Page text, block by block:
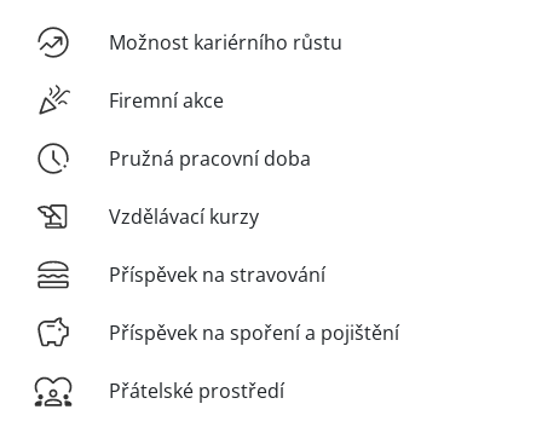
Možnost kariérního růstu
Firemní akce
Pružná pracovní doba
Vzdělávací kurzy
Příspěvek na stravování
Příspěvek na spoření a pojištění
Přátelské prostředí